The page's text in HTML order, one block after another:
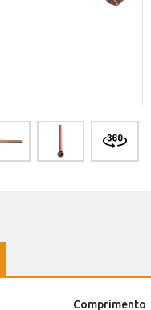
Comprimento